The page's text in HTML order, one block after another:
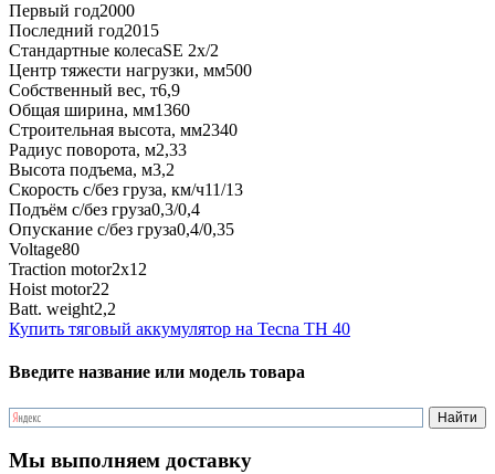
Первый год2000
Последний год2015
Стандартные колесаSE 2x/2
Центр тяжести нагрузки, мм500
Собственный вес, т6,9
Общая ширина, мм1360
Строительная высота, мм2340
Радиус поворота, м2,33
Высота подъема, м3,2
Скорость с/без груза, км/ч11/13
Подъём с/без груза0,3/0,4
Опускание с/без груза0,4/0,35
Voltage80
Traction motor2x12
Hoist motor22
Batt. weight2,2
Купить тяговый аккумулятор на Tecna TH 40
Введите название или модель товара
Мы выполняем доставку